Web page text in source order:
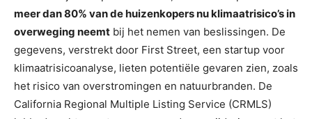
meer dan 80% van de huizenkopers nu klimaatrisico’s in
overweging neemt bij het nemen van beslissingen. De
gegevens, verstrekt door First Street, een startup voor
klimaatrisicoanalyse, lieten potentiële gevaren zien, zoals
het risico van overstromingen en natuurbranden. De
California Regional Multiple Listing Service (CRMLS)